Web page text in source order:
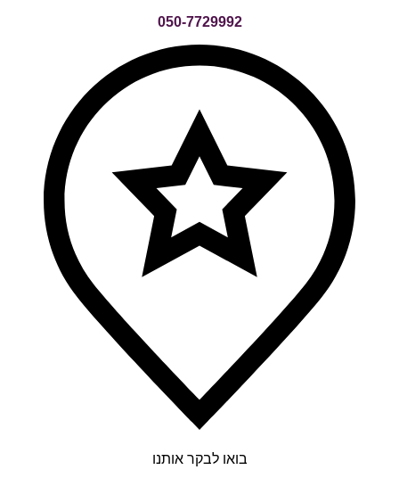
050-7729992
בואו לבקר אותנו